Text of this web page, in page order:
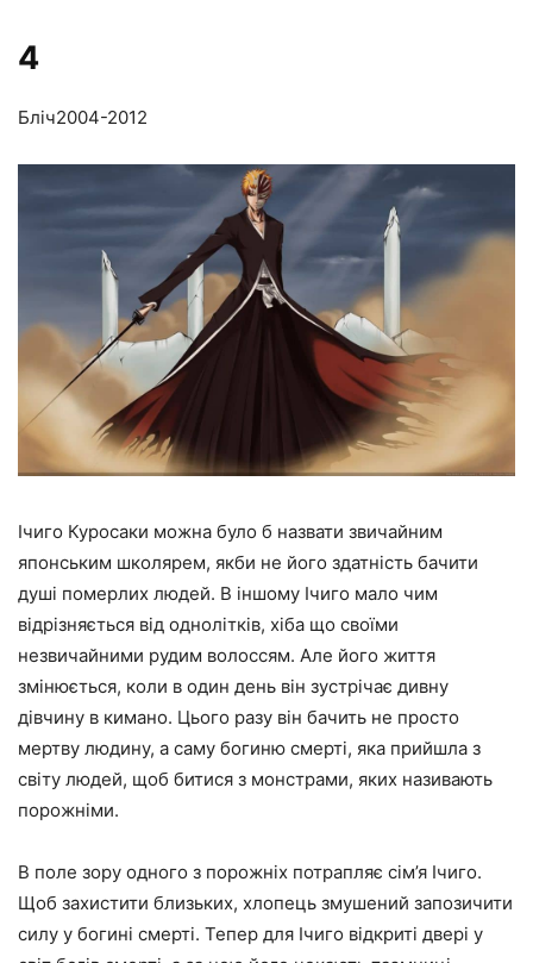
4
Бліч2004-2012
Ічиго Куросаки можна було б назвати звичайним
японським школярем, якби не його здатність бачити
душі померлих людей. В іншому Ічиго мало чим
відрізняється від однолітків, хіба що своїми
незвичайними рудим волоссям. Але його життя
змінюється, коли в один день він зустрічає дивну
дівчину в кимано. Цього разу він бачить не просто
мертву людину, а саму богиню смерті, яка прийшла з
світу людей, щоб битися з монстрами, яких називають
порожніми.
В поле зору одного з порожніх потрапляє сім’я Ічиго.
Щоб захистити близьких, хлопець змушений запозичити
силу у богині смерті. Тепер для Ічиго відкриті двері у